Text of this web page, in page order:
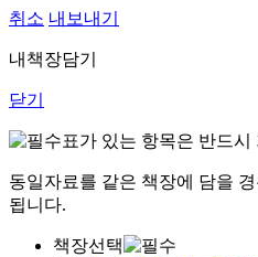
취소 내보내기
내책장담기
닫기
표가 있는 항목은 반드
동일자료를 같은 책장에 담을
됩니다.
책장선택